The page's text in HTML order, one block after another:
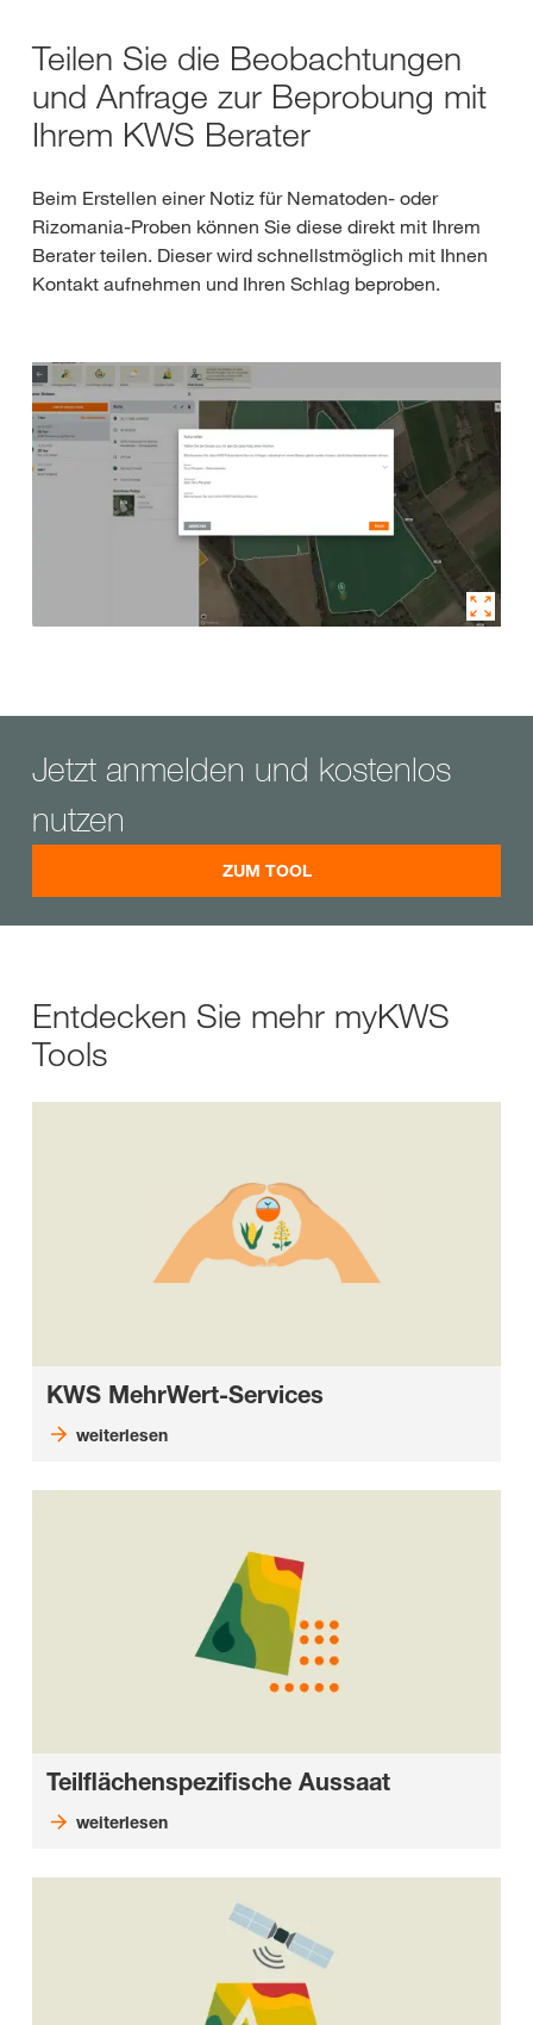
Teilen Sie die Beobachtungen
und Anfrage zur Beprobung mit
Ihrem KWS Berater
Beim Erstellen einer Notiz für Nematoden- oder
Rizomania-Proben können Sie diese direkt mit Ihrem
Berater teilen. Dieser wird schnellstmöglich mit Ihnen
Kontakt aufnehmen und Ihren Schlag beproben.
Jetzt anmelden und kostenlos
nutzen
ZUM TOOL
Entdecken Sie mehr myKWS
Tools
KWS MehrWert-Services
weiterlesen
Teilflächenspezifische Aussaat
weiterlesen